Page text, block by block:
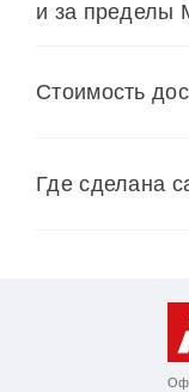
и за пределы
Cтоимость
Где сделана